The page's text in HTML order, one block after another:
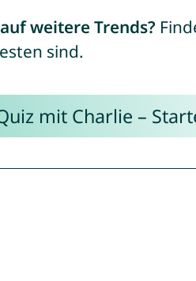
weitere Trends?
sind.
mit Charlie –